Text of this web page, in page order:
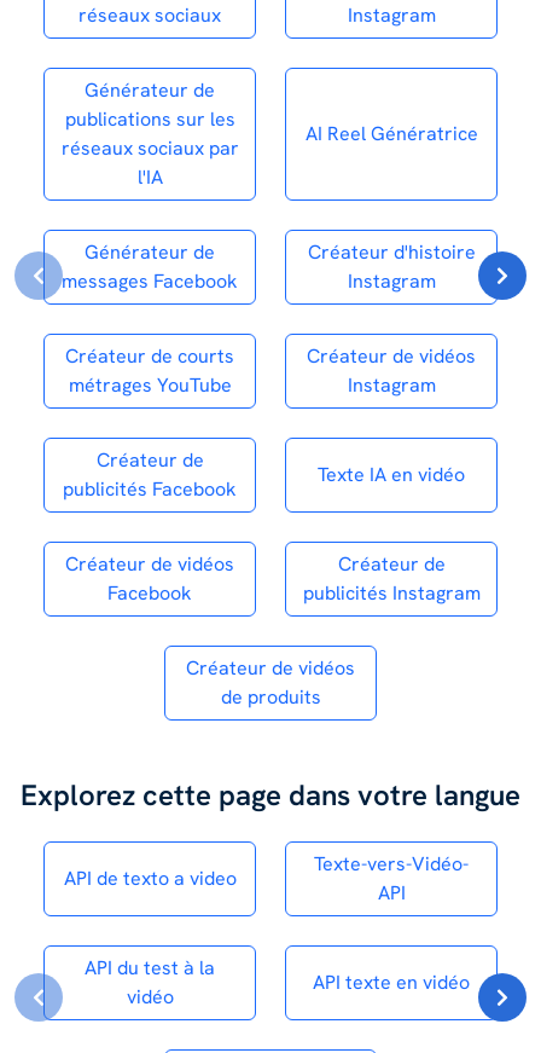
réseaux sociaux
Instagram
Générateur de
publications sur les
réseaux sociaux par
l'IA
AI Reel Génératrice
Générateur de
messages Facebook
Créateur d'histoire
Instagram
Créateur de courts
métrages YouTube
Créateur de vidéos
Instagram
Créateur de
publicités Facebook
Texte IA en vidéo
Créateur de vidéos
Facebook
Créateur de
publicités Instagram
Créateur de vidéos
de produits
Explorez cette page dans votre langue
API de texto a video
Texte-vers-Vidéo-
API
API du test à la
vidéo
API texte en vidéo